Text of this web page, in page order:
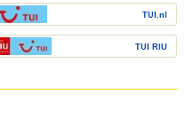
TUI.nl
TUI RIU